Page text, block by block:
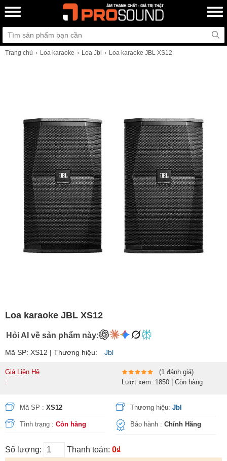
Trang chủ Loa karaoke Loa Jbl Loa karaoke JBL XS12
Loa karaoke JBL XS12
Hỏi AI về sản phẩm này:
Mã SP: XS12 | Thương hiệu: Jbl
Giá Liên Hệ
:
(1 đánh giá)
Lượt xem: 1850 | Còn hàng
Mã SP : XS12 Thương hiệu:Jbl
Tình trạng : Còn hàng Bảo hành :Chính Hãng
Số lượng: Thanh toán: 0₫